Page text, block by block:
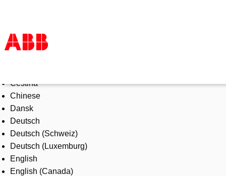
Products & Solutions
Industries
Services
About us
Where to buy
Contact us
Careers
Čeština
Chinese
Dansk
Deutsch
Deutsch (Schweiz)
Deutsch (Luxemburg)
English
English (Canada)